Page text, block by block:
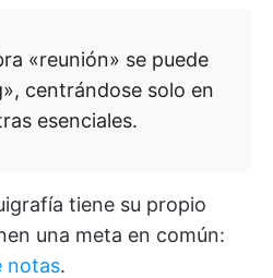
«reunión» se puede
centrándose solo en
esenciales.
tiene su propio
una meta en común:
notas.